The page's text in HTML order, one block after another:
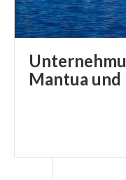
Mantua und